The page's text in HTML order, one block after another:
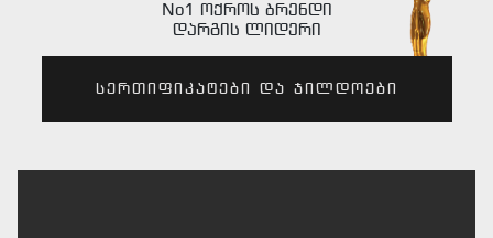
No1 ოქროს ბრენდი
დარგის ლიდერი
სერთიფიკატები და ჯილდოები